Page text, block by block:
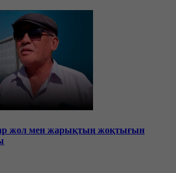
жол мен жарықтың жоқтығын